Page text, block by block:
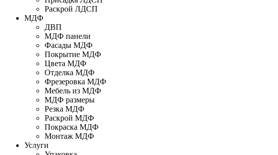
Раскрой ЛДСП
МДФ
ДВП
МДФ панели
Фасады МДФ
Покрытие МДФ
Цвета МДФ
Отделка МДФ
Фрезеровка МДФ
Мебель из МДФ
МДФ размеры
Резка МДФ
Раскрой МДФ
Покраска МДФ
Монтаж МДФ
Услуги